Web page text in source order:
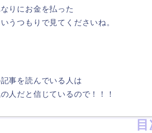
りにお金を払った
うつもりで見てくださいね。
事を読んでいる人は
人だと信じているので！！！